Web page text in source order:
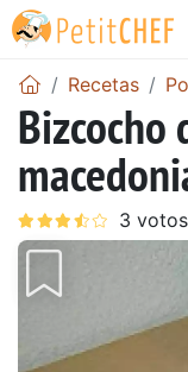
Recetas
Bizcocho